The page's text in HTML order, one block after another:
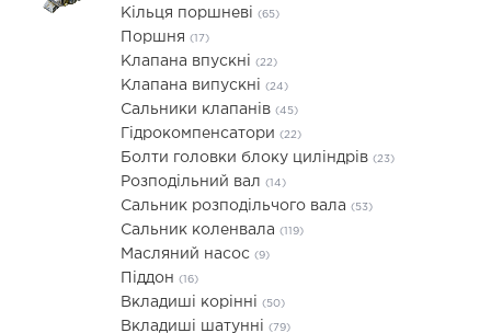
Кільця поршневі (65)
Поршня (17)
Клапана впускні (22)
Клапана випускні (24)
Сальники клапанів (45)
Гідрокомпенсатори (22)
Болти головки блоку циліндрів (23)
Розподільний вал (14)
Сальник розподільчого вала (53)
Сальник коленвала (119)
Масляний насос (9)
Піддон (16)
Вкладиші корінні (50)
Вкладиші шатунні (79)